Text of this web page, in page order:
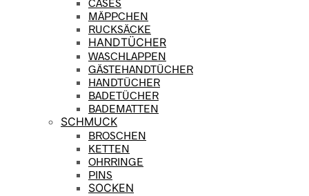
MÄPPCHEN
RUCKSÄCKE
HANDTÜCHER
WASCHLAPPEN
GÄSTEHANDTÜCHER
HANDTÜCHER
BADETÜCHER
BADEMATTEN
SCHMUCK
BROSCHEN
KETTEN
OHRRINGE
PINS
SOCKEN